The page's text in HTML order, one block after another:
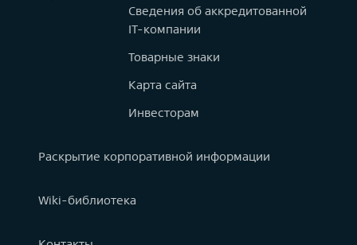
Сведения об аккредитованной
IT-компании
Товарные знаки
Карта сайта
Инвесторам
Раскрытие корпоративной информации
Wiki-библиотека